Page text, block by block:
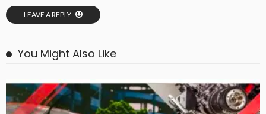
LEAVE A REPLY
You Might Also Like